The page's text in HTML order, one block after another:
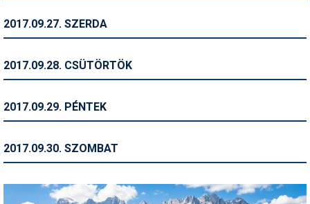
Utazási tippek
2017.09.27. SZERDA
2017.09.28. CSÜTÖRTÖK
2017.09.29. PÉNTEK
2017.09.30. SZOMBAT